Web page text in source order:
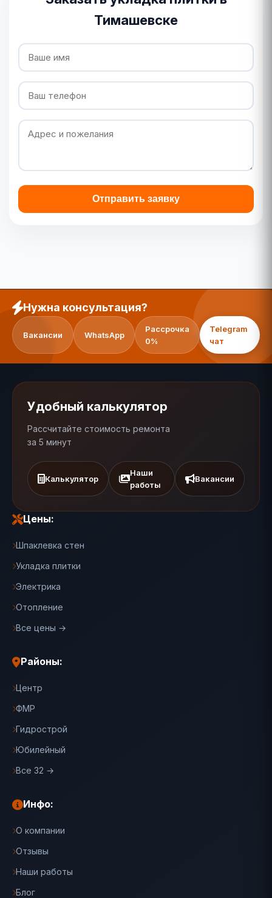
Тимашевске
Отправить заявку
Нужна консультация?
Вакансии WhatsApp
Рассрочка
0%
Telegram
чат
Удобный калькулятор
Рассчитайте стоимость ремонта
за 5 минут
Калькулятор
Наши
работы
Вакансии
Цены:
Шпаклевка стен
Укладка плитки
Электрика
Отопление
Все цены →
Районы:
Центр
ФМР
Гидрострой
Юбилейный
Все 32 →
Инфо:
О компании
Отзывы
Наши работы
Блог